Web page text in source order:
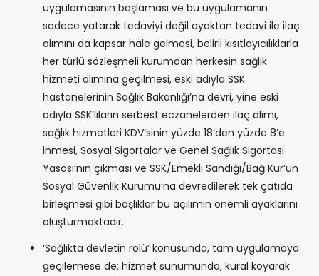
uygulamasının başlaması ve bu uygulamanın
sadece yatarak tedaviyi değil ayaktan tedavi ile ilaç
alımını da kapsar hale gelmesi, belirli kısıtlayıcılıklarla
her türlü sözleşmeli kurumdan herkesin sağlık
hizmeti alımına geçilmesi, eski adıyla SSK
hastanelerinin Sağlık Bakanlığı’na devri, yine eski
adıyla SSK’lıların serbest eczanelerden ilaç alımı,
sağlık hizmetleri KDV’sinin yüzde 18’den yüzde 8’e
inmesi, Sosyal Sigortalar ve Genel Sağlık Sigortası
Yasası’nın çıkması ve SSK/Emekli Sandığı/Bağ Kur’un
Sosyal Güvenlik Kurumu’na devredilerek tek çatıda
birleşmesi gibi başlıklar bu açılımın önemli ayaklarını
oluşturmaktadır.
‘Sağlıkta devletin rolü’ konusunda, tam uygulamaya
geçilemese de; hizmet sunumunda, kural koyarak